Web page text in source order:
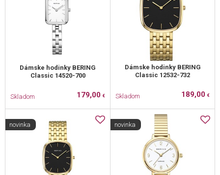
Dámske hodinky BERING
Classic 14520-700
Skladom 179,00 €
Dámske hodinky BERING
Classic 12532-732
Skladom 189,00 €
novinka novinka